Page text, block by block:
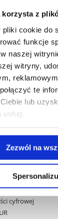
korzysta z
cookie do
funkcje
naszej
witryny,
te
lub
Zezwól na
Rzeszów
przez UE
cyfrowej